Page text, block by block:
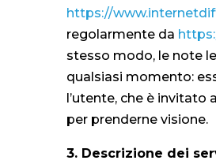
https://
regolarmente da
stesso modo, le note
qualsiasi momento:
l’utente, che è invitato
per prenderne visione.
3. Descrizione dei